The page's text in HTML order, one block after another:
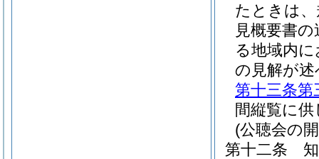
たときは
見概要書
る地域内
の見解が
第十三条第
間縦覧に
(公聴会の
第十二条